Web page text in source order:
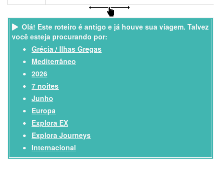
Viaje no Explora EX por 7 noites, saindo de Piraeus, em
22/06/2026
Olá! Este roteiro é antigo e já houve sua viagem. Talvez
você esteja procurando por:
Grécia / Ilhas Gregas
Mediterrâneo
2026
7 noites
Junho
Europa
Explora EX
Explora Journeys
Internacional